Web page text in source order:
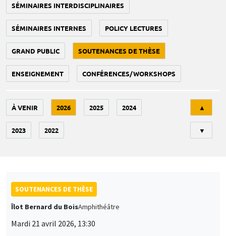
SÉMINAIRES INTERDISCIPLINAIRES
SÉMINAIRES INTERNES POLICY LECTURES
GRAND PUBLIC SOUTENANCES DE THÈSE
ENSEIGNEMENT CONFÉRENCES/WORKSHOPS
À VENIR 2026 2025 2024
2023 2022
▲
▼
SOUTENANCES DE THÈSE
Îlot Bernard du BoisAmphithéâtre
Mardi 21 avril 2026, 13:30